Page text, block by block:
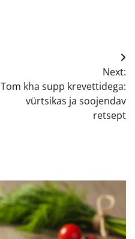
Next:
Tom kha supp krevettidega:
vürtsikas ja soojendav
retsept